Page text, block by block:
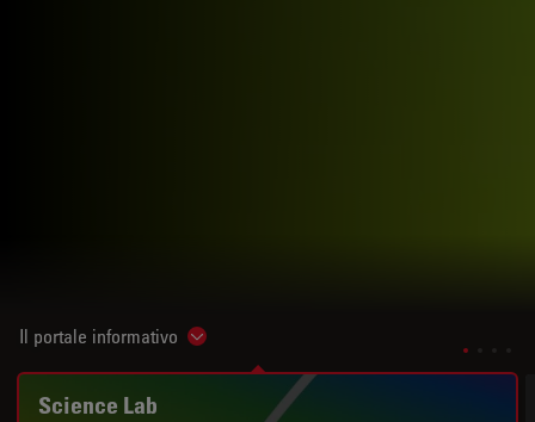
Il portale informativo Show subnavigation
Science Lab